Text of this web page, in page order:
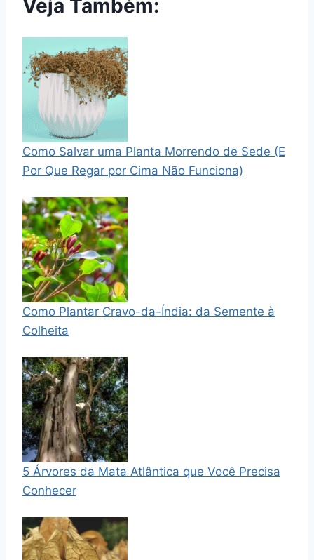
Veja Também:
Como Salvar uma Planta Morrendo de Sede (E
Por Que Regar por Cima Não Funciona)
Como Plantar Cravo-da-Índia: da Semente à
Colheita
5 Árvores da Mata Atlântica que Você Precisa
Conhecer